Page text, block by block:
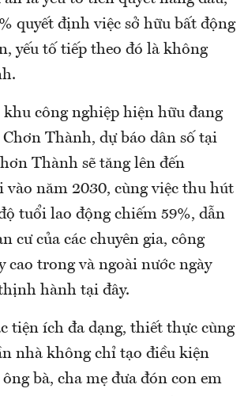
quyết định việc sở hữu bất động
yếu tố tiếp theo đó là không
khu công nghiệp hiện hữu đang
Thành, dự báo dân số tại
Thành sẽ tăng lên đến
vào năm 2030, cùng việc thu hút
tuổi lao động chiếm 59%, dẫn
cư của các chuyên gia, công
cao trong và ngoài nước ngày
hành tại đây.
tiện ích đa dạng, thiết thực cùng
nhà không chỉ tạo điều kiện
bà, cha mẹ đưa đón con em